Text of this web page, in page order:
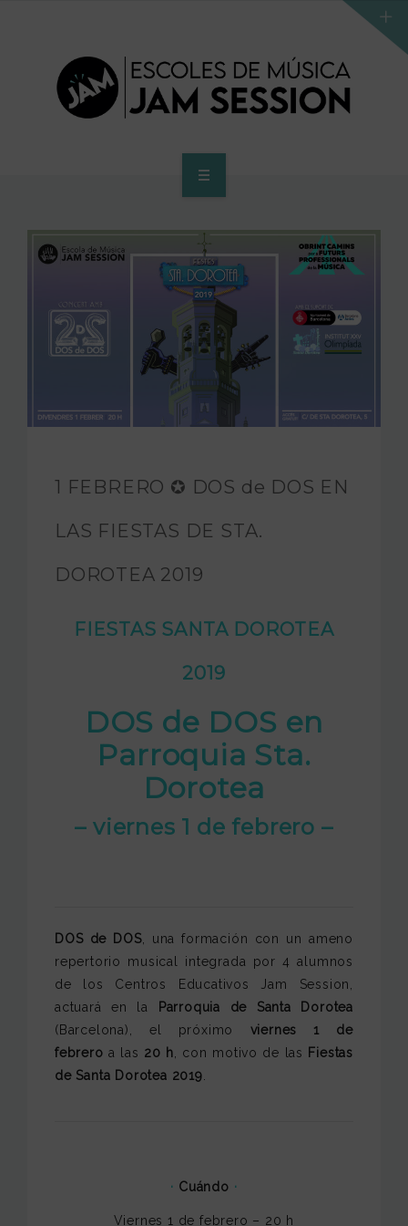
ESCUELA
PROGRAMA DE ACCESO AL SUPERIOR
CENTRO SUPERIOR
FUNDACIÓN JAM
CONTACTO
1 FEBRERO ✪ DOS de DOS EN
LAS FIESTAS DE STA.
DOROTEA 2019
FIESTAS SANTA DOROTEA
2019
DOS de DOS en
Parroquia Sta.
Dorotea
– viernes 1 de febrero –
DOS de DOS, una formación con un ameno
repertorio musical integrada por 4 alumnos
de los Centros Educativos Jam Session,
actuará en la
Parroquia de Santa Dorotea
(Barcelona), el próximo
viernes 1 de
febreroa las 20 h , con motivo de las Fiestas
de Santa Dorotea 2019
· Cuándo ·
Viernes 1 de febrero – 20 h